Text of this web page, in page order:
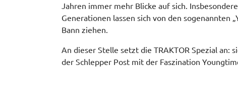
Jahren immer mehr Blicke auf sich.
Generationen lassen sich von den sogenannten
Bann ziehen.
An dieser Stelle setzt die TRAKTOR Spezial an:
der Schlepper Post mit der Faszination